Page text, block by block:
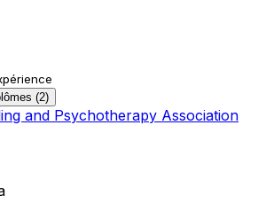
(2)
and Psychotherapy Association